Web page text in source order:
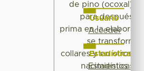
de pino (ocoxal)
para después
prima en la
se
collares y en otros
nacimientos
Usuario
Acceder
Estadísticas
Estadísticas